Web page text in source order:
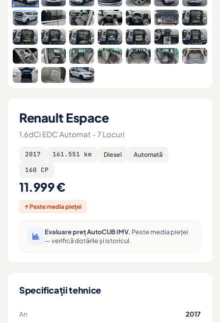
Renault Espace
1.6dCi EDC Automat - 7 Locuri
2017 161.551 km Diesel Automată
160 CP
11.999 €
↑ Peste media pieței
Evaluare preț AutoCUB IMV. Peste media pieței
— verifică dotările și istoricul.
Specificații tehnice
An 2017